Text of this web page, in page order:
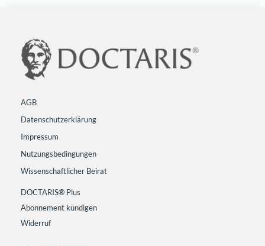
AGB
Datenschutzerklärung
Impressum
Nutzungsbedingungen
Wissenschaftlicher Beirat
DOCTARIS® Plus
Abonnement kündigen
Widerruf